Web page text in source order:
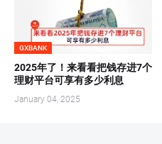
GXBANK
2025年了！来看看把钱存进7个
理财平台可享有多少利息
January 04, 2025